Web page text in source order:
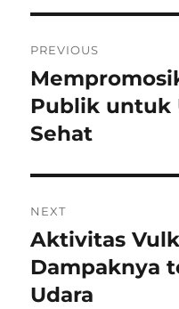
pos
PREVIOUS
Previous
post:
Publik untuk
Sehat
NEXT
Next
post:
Aktivitas
Dampaknya
Udara